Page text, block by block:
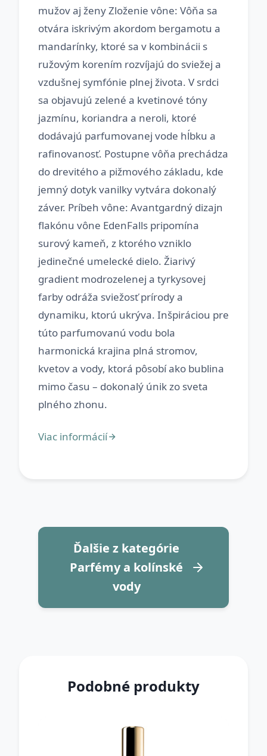
mužov aj ženy Zloženie vône: Vôňa sa
otvára iskrivým akordom bergamotu a
mandarínky, ktoré sa v kombinácii s
ružovým korením rozvíjajú do sviežej a
vzdušnej symfónie plnej života. V srdci
sa objavujú zelené a kvetinové tóny
jazmínu, koriandra a neroli, ktoré
dodávajú parfumovanej vode hĺbku a
rafinovanosť. Postupne vôňa prechádza
do drevitého a pižmového základu, kde
jemný dotyk vanilky vytvára dokonalý
záver. Príbeh vône: Avantgardný dizajn
flakónu vône EdenFalls pripomína
surový kameň, z ktorého vzniklo
jedinečné umelecké dielo. Žiarivý
gradient modrozelenej a tyrkysovej
farby odráža sviežosť prírody a
dynamiku, ktorú ukrýva. Inšpiráciou pre
túto parfumovanú vodu bola
harmonická krajina plná stromov,
kvetov a vody, ktorá pôsobí ako bublina
mimo času – dokonalý únik zo sveta
Ďalšie z kategórie
Parfémy a kolínské
vody
Podobné produkty